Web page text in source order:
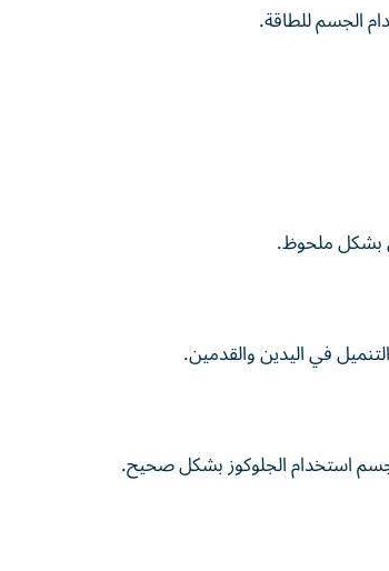
الجسم للطاقة.
بشكل ملحوظ.
في اليدين والقدمين.
استخدام الجلوكوز بشكل صحيح.